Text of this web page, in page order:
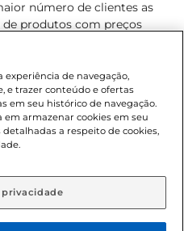
número de clientes as
de produtos com preços
são exclusivos para
o dia de hoje, podendo
Proibida a venda
de 18 anos, conforme
(Estatuto da Criança e do
exclusivos para o
as compras on-line é de
experiência de navegação,
e trazer conteúdo e ofertas
em seu histórico de navegação.
em armazenar cookies em seu
a respeito de cookies,